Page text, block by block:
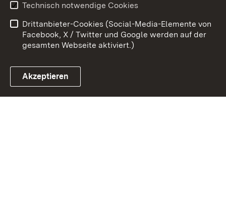
Link zum Landesportal
Barrierefreiheit
Impressum Cookies
Technisch notwendige Cookies
Drittanbieter-Cookies (Social-Media-Elemente von
Facebook, X / Twitter und Google werden auf der
gesamten Webseite aktiviert.)
Akzeptieren